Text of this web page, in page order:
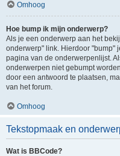
Omhoog
Hoe bump ik mijn onderwerp?
Als je een onderwerp aan het
onderwerp" link. Hierdoor "bump"
pagina van de onderwerpenlijst.
onderwerpen niet gebumpt
door een antwoord te plaatsen,
van het forum.
Omhoog
Tekstopmaak en
Wat is BBCode?